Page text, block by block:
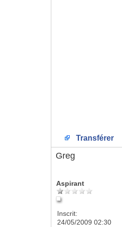
Transférer
Greg
Aspirant
Inscrit:
24/05/2009 02:30